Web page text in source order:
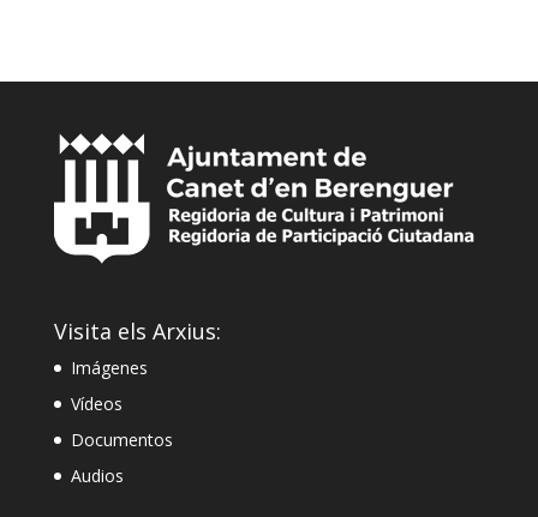
Visita els Arxius:
Imágenes
Vídeos
Documentos
Audios